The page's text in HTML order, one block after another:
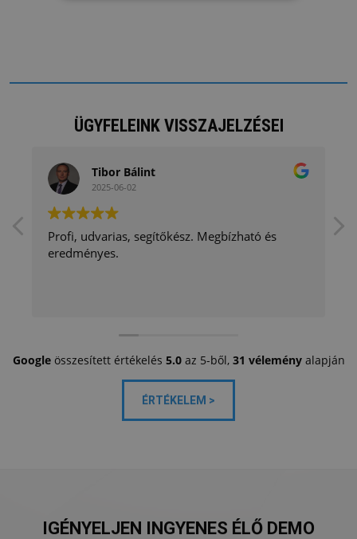
ÜGYFELEINK VISSZAJELZÉSEI
Tibor Bálint
2025-06-02
Profi, udvarias, segítőkész. Megbízható és
eredményes.
Googleösszesített értékelés 5.0az 5-ből, 31 véleményalapján
ÉRTÉKELEM >
IGÉNYELJEN INGYENES ÉLŐ DEMO